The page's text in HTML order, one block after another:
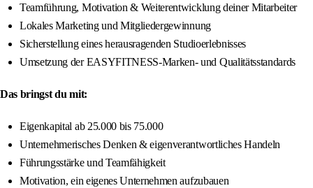
Teamführung, Motivation & Weiterentwicklung deiner Mitarbeiter
Lokales Marketing und Mitgliedergewinnung
Sicherstellung eines herausragenden Studioerlebnisses
Umsetzung der EASYFITNESS-Marken- und Qualitätsstandards
Das bringst du mit:
Eigenkapital ab 25.000 bis 75.000
Unternehmerisches Denken & eigenverantwortliches Handeln
Führungsstärke und Teamfähigkeit
Motivation, ein eigenes Unternehmen aufzubauen